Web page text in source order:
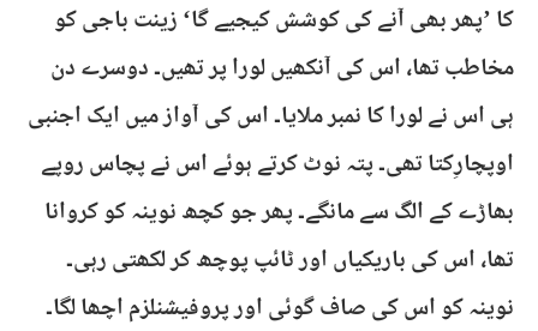
کا ’پھر بھی آنے کی کوشش کیجیے گا‘ زینت باجی کو
مخاطب تھا، اس کی آنکھیں لورا پر تھیں۔ دوسرے دن
ہی اس نے لورا کا نمبر ملایا۔ اس کی آواز میں ایک اجنبی
اوپچارِکتا تھی۔ پتہ نوٹ کرتے ہوئے اس نے پچاس روپے
بھاڑے کے الگ سے مانگے۔ پھر جو کچھ نوینہ کو کروانا
تھا، اس کی باریکیاں اور ٹائپ پوچھ کر لکھتی رہی۔
نوینہ کو اس کی صاف گوئی اور پروفیشنلزم اچھا لگا۔